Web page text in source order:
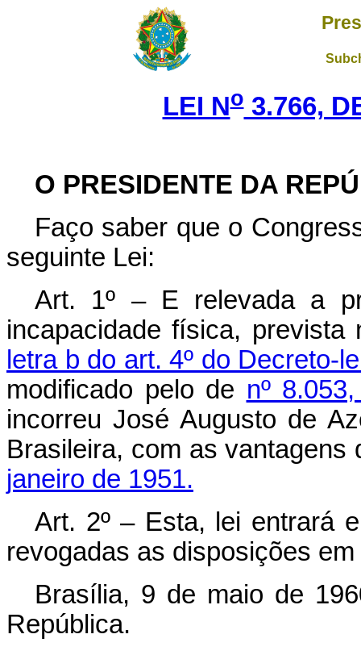
LEI No3.766,
O PRESIDENTE DA
Faço saber que o
seguinte Lei:
Art. 1º – E relevada a
incapacidade física,
letra b do art. 4º do Decreto-
modificado pelo de nº
incorreu José Augusto de
Brasileira, com as vantagens
janeiro de 1951.
Art. 2º – Esta, lei entrará
revogadas as disposições
Brasília, 9 de maio de
República.